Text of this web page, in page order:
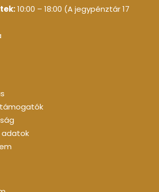
10:00 – 18:00 (A jegypénztár 17
adatok